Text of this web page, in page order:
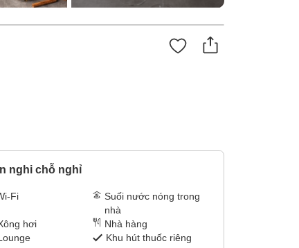
nghi chỗ nghỉ
Fi
Suối nước nóng trong
nhà
hơi
Nhà hàng
Khu hút thuốc riêng